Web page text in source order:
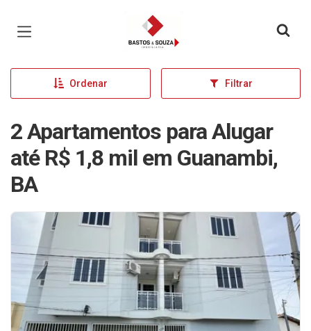
Página inicial
Ordenar Filtrar
2 Apartamentos para Alugar
até R$ 1,8 mil em Guanambi,
BA